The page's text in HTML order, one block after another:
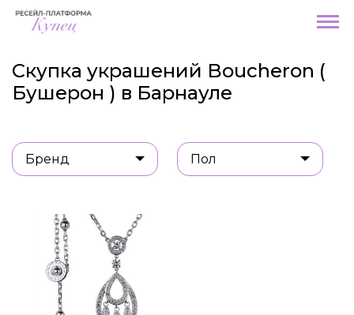
Скупка украшений Boucheron (
Бушерон ) в Барнауле
Бренд Пол